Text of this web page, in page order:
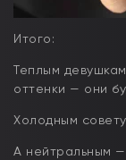
Итого:
Теплым
оттенки — они
Холодным
А нейтральным